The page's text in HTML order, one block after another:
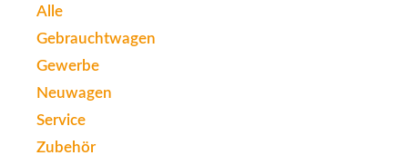
Alle
Gebrauchtwagen
Gewerbe
Neuwagen
Service
Zubehör